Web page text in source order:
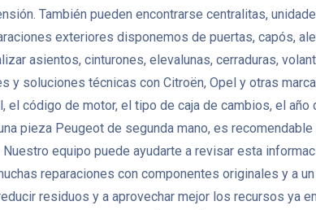
También pueden encontrarse centralitas,
exteriores disponemos de puertas, capós,
asientos, cinturones, elevalunas, cerraduras,
soluciones técnicas con Citroën, Opel y otras
código de motor, el tipo de caja de cambios, el
pieza Peugeot de segunda mano, es
equipo puede ayudarte a revisar esta
reparaciones con componentes originales y a
residuos y a aprovechar mejor los recursos ya